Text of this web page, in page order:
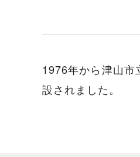
1976年から津山市
設されました。